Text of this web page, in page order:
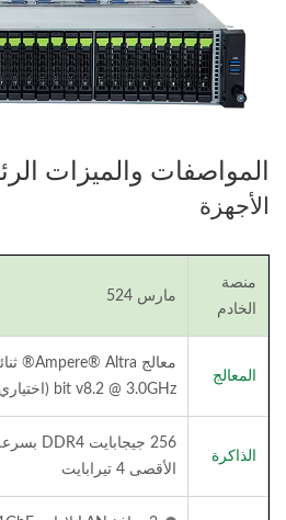
المواصفات والميزات
الأجهزة
منصة
الخادم
مارس 524
المعالج
bit v8.2 @ 3.0GHz (اختياري 80 نواة @ 3.0 GHz)
الذاكرة
الأقصى 4 تيرابايت